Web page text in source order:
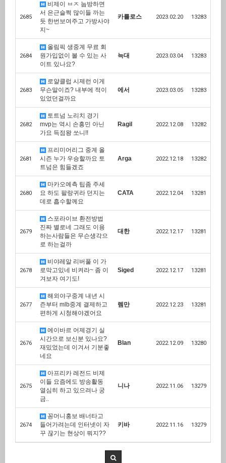
2685
비제이 ㅂㅈ 눕방하면
서 은근슬쩍 많이들 까는
듯 한번보여주고 가방사야
지~
카를로스 2023.02.20 13283
2684
올림픽 생중계 무료 회
원가입없이 볼 수 있는 사
이트 있나요?
늑대 2023.03.04 13283
2683
로얄클럽 시제런 이게
무슨말이죠? 내부에 적이
있었던걸까요
에서 2023.03.05 13283
2682
토트넘 노리치 경기
mvp는 역시 손흥민 아닌
가요 득점왕 쏘니!!
Ragil 2022.12.08 13282
2681
프리미어리그 중계 올
시즌 누가 우승할까요 토
트넘은 힘들겠죠
Arga 2022.12.18 13282
2680
마카오예측 팁좀 주세
요 하도 팔랑귀라 던지는
데로 흡수할께요
CATA 2022.12.04 13281
2679
스포라이브 환전방법
진짜 별로네 그래도 이용
하는사람들은 무슨생각으
로 하는걸까
대한 2022.12.17 13281
2678
비야레알 리버풀 이 가
로막고있네 비켜라~ 좀 이
겨보자 여기도!
Siged 2022.12.17 13281
2677
해외야구중계 내년 시
즌부터 mlb중계 결제하고
편하게 시청해야겠어요
렘만 2022.12.23 13281
2676
에이바르 어제경기 실
시간으로 보신분 있나요?
재밌었는데 이겨서 기분좋
네요
Blan 2022.12.09 13280
2675
아프리카 레전드 비제
이들 요즘에도 방송활동
열심히 하고 있으려나 궁
금..
니나 2022.11.06 13279
2674
꽁머니홍보 배너타고
들어가려는데 인터넷이 자
꾸 끊기는 현상이 뭐지??
키바 2022.11.16 13279